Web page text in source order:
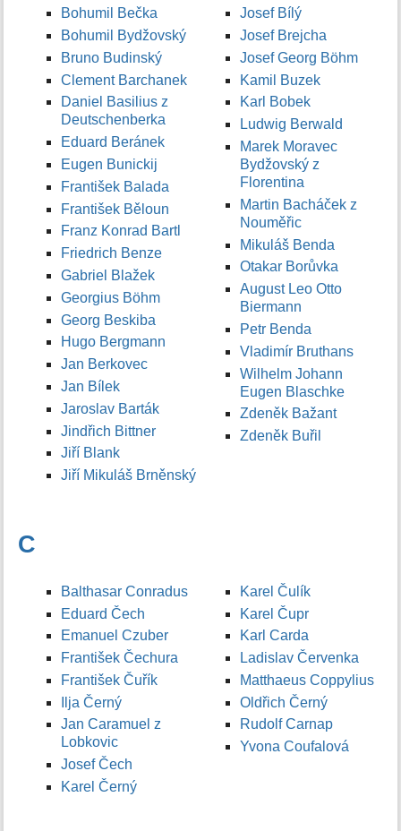
Bohumil Bečka
Bohumil Bydžovský
Bruno Budinský
Clement Barchanek
Daniel Basilius z
Deutschenberka
Eduard Beránek
Eugen Bunickij
František Balada
František Běloun
Franz Konrad Bartl
Friedrich Benze
Gabriel Blažek
Georgius Böhm
Georg Beskiba
Hugo Bergmann
Jan Berkovec
Jan Bílek
Jaroslav Barták
Jindřich Bittner
Jiří Blank
Jiří Mikuláš Brněnský
Josef Bílý
Josef Brejcha
Josef Georg Böhm
Kamil Buzek
Karl Bobek
Ludwig Berwald
Marek Moravec
Bydžovský z
Florentina
Martin Bacháček z
Nouměřic
Mikuláš Benda
Otakar Borůvka
August Leo Otto
Biermann
Petr Benda
Vladimír Bruthans
Wilhelm Johann
Eugen Blaschke
Zdeněk Bažant
Zdeněk Buřil
C
Balthasar Conradus
Eduard Čech
Emanuel Czuber
František Čechura
František Čuřík
Ilja Černý
Jan Caramuel z
Lobkovic
Josef Čech
Karel Černý
Karel Čulík
Karel Čupr
Karl Carda
Ladislav Červenka
Matthaeus Coppylius
Oldřich Černý
Rudolf Carnap
Yvona Coufalová